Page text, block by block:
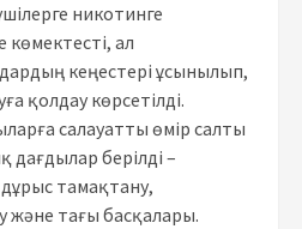
никотинге
көмектесті, ал
кеңестері ұсынылып,
қолдау көрсетілді.
салауатты өмір салты
берілді –
тамақтану,
және тағы басқалары.